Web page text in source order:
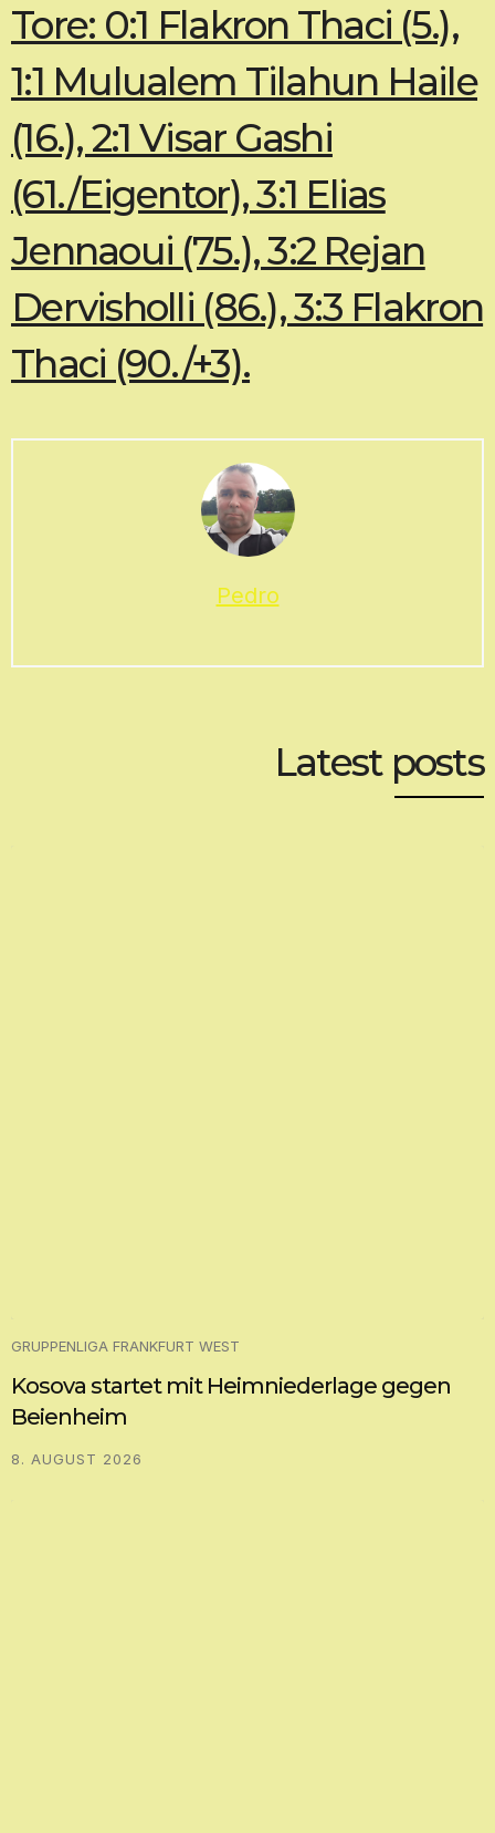
Tore: 0:1 Flakron Thaci (5.),
1:1 Mulualem Tilahun Haile
(16.), 2:1 Visar Gashi
(61./Eigentor), 3:1 Elias
Jennaoui (75.), 3:2 Rejan
Dervisholli (86.), 3:3 Flakron
Thaci (90./+3).
Pedro
Latest posts
GRUPPENLIGA FRANKFURT WEST
Kosova startet mit Heimniederlage gegen
Beienheim
8. AUGUST 2026